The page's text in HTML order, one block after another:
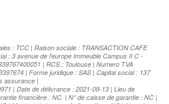
: TCC | Raison sociale : TRANSACTION CAFE
: 3 avenue de l'europe Immeuble Campus II C -
| RCS : Toulouse | Numero TVA
| Forme juridique : SAS | Capital social : 137
assurance |
| Date de délivrance : 2021-09-13 | Lieu de
financière : NC. | N° de caisse de garantie : NC |